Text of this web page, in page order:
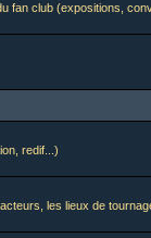
fan club (expositions,
redif...)
les lieux de